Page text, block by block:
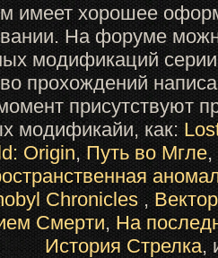
имеет хорошее
На форуме
модификаций
прохождений
присутствуют
модификайи, как:
Origin, Путь во Мгле,
Chronicles ,
Смерти, На
История Стрелка,